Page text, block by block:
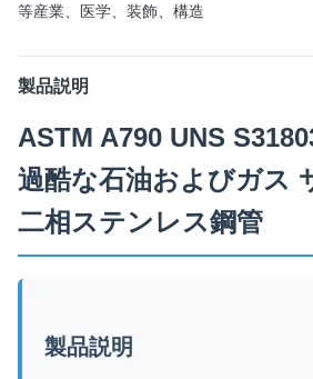
等産業、医学、装飾、構造
製品説明
ASTM A790 UNS
過酷な石油およびガス
二相ステンレス鋼管
製品説明